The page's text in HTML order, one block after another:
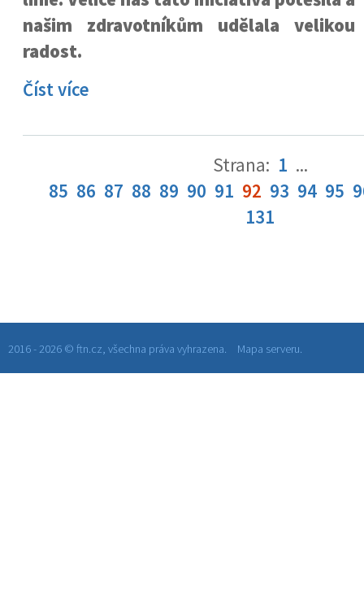
našim zdravotníkům udělala velikou
radost.
Číst více
Strana: 1 ...
85 86 87 88 89 90 91 92 93 94 95
131
2016 - 2026 © ftn.cz, všechna práva vyhrazena. Mapa serveru.